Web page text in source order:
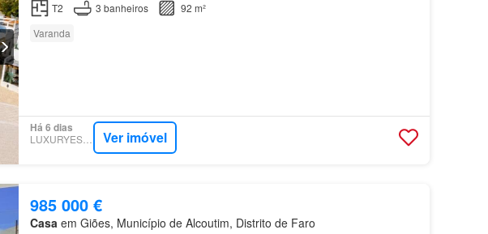
T2
3 banheiros
92 m²
Varanda
Há 6 dias
LUXURYESTATE Ver imóvel
985 000 €
Casa em Giões, Município de Alcoutim, Distrito de Faro